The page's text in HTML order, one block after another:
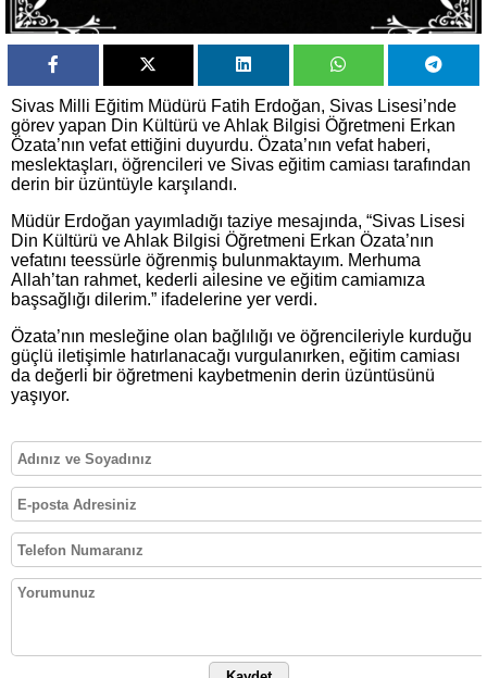
Sivas Milli Eğitim Müdürü Fatih Erdoğan, Sivas Lisesi’nde
görev yapan Din Kültürü ve Ahlak Bilgisi Öğretmeni Erkan
Özata’nın vefat ettiğini duyurdu. Özata’nın vefat haberi,
meslektaşları, öğrencileri ve Sivas eğitim camiası tarafından
derin bir üzüntüyle karşılandı.
Müdür Erdoğan yayımladığı taziye mesajında, “Sivas Lisesi
Din Kültürü ve Ahlak Bilgisi Öğretmeni Erkan Özata’nın
vefatını teessürle öğrenmiş bulunmaktayım. Merhuma
Allah’tan rahmet, kederli ailesine ve eğitim camiamıza
başsağlığı dilerim.” ifadelerine yer verdi.
Özata’nın mesleğine olan bağlılığı ve öğrencileriyle kurduğu
güçlü iletişimle hatırlanacağı vurgulanırken, eğitim camiası
da değerli bir öğretmeni kaybetmenin derin üzüntüsünü
yaşıyor.